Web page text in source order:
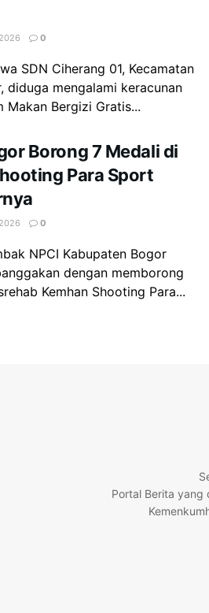
0
SDN Ciherang 01, Kecamatan
diduga mengalami keracunan
Makan Bergizi Gratis...
Borong 7 Medali di
Para Sport
0
NPCI Kabupaten Bogor
dengan memborong
Kemhan Shooting Para...
Portal Berita yang